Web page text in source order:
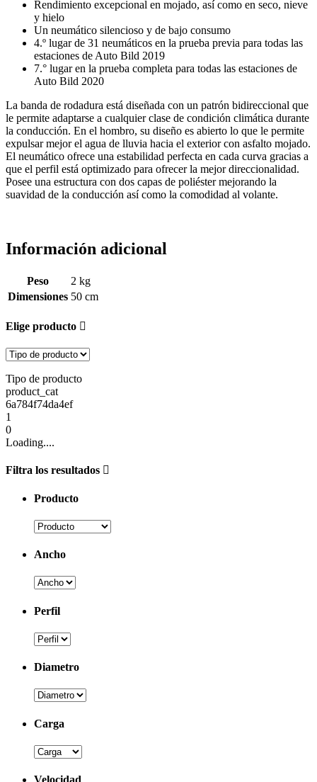
Rendimiento excepcional en mojado, así como en seco, nieve
y hielo
Un neumático silencioso y de bajo consumo
4.º lugar de 31 neumáticos en la prueba previa para todas las
estaciones de Auto Bild 2019
7.° lugar en la prueba completa para todas las estaciones de
Auto Bild 2020
La banda de rodadura está diseñada con un patrón bidireccional que
le permite adaptarse a cualquier clase de condición climática durante
la conducción. En el hombro, su diseño es abierto lo que le permite
expulsar mejor el agua de lluvia hacia el exterior con asfalto mojado.
El neumático ofrece una estabilidad perfecta en cada curva gracias a
que el perfil está optimizado para ofrecer la mejor direccionalidad.
Posee una estructura con dos capas de poliéster mejorando la
suavidad de la conducción así como la comodidad al volante.
Información adicional
Peso
2 kg
Dimensiones 50 cm
Elige producto
Tipo de producto
product_cat
6a784f74da4ef
1
0
Loading....
Filtra los resultados
Producto
Ancho
Perfil
Diametro
Carga